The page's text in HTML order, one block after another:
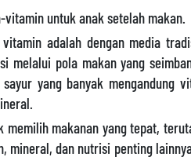
untuk anak setelah makan.
adalah dengan media
melalui pola makan yang
yang banyak mengandung
memilih makanan yang tepat,
mineral, dan nutrisi penting